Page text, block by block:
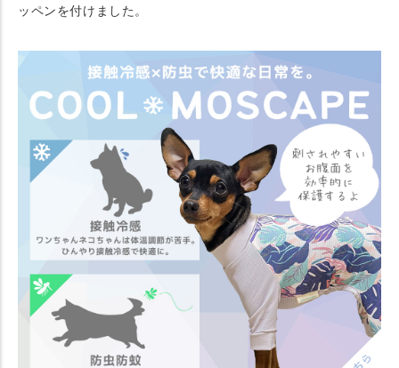
ッペンを付けました。